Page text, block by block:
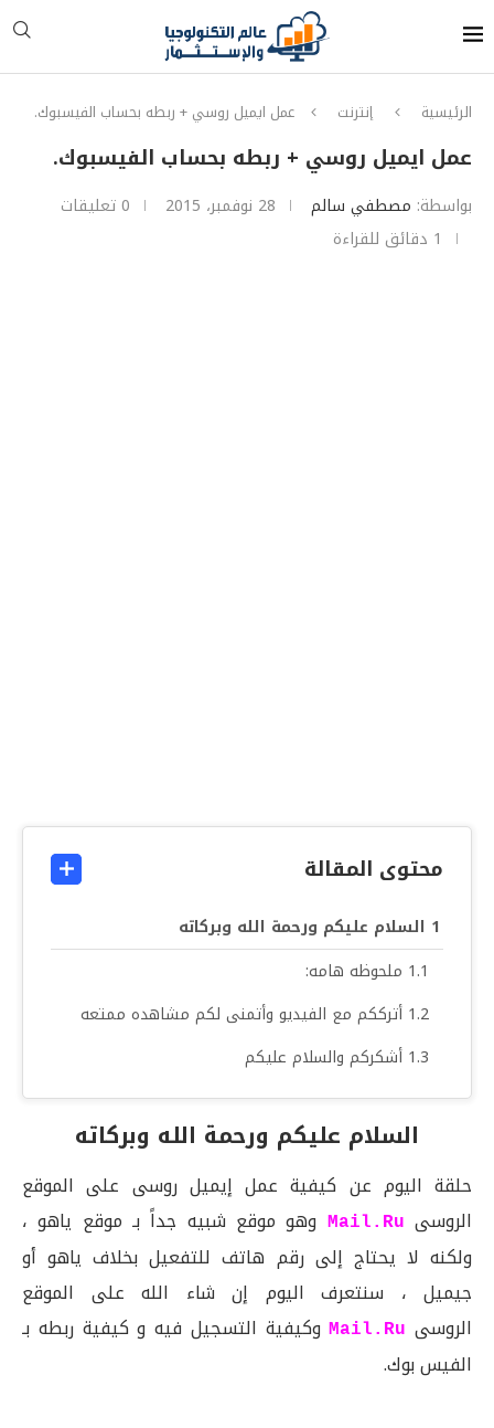
الرئيسية إنترنت عمل ايميل روسي + ربطه بحساب الفيسبوك.
عمل ايميل روسي + ربطه بحساب الفيسبوك.
بواسطة: مصطفي سالم 28 نوفمبر، 2015
0 تعليقات
1 دقائق للقراءة
محتوى المقالة
السلام عليكم ورحمة الله وبركاته
ملحوظه هامه:
أترككم مع الفيديو وأتمنى لكم مشاهده ممتعه
أشكركم والسلام عليكم
السلام عليكم ورحمة الله وبركاته
حلقة اليوم عن كيفية عمل إيميل روسى على الموقع
الروسى Mail.Ru
وهو موقع شبيه جداً بـ موقع ياهو ،
ولكنه لا يحتاج إلى رقم هاتف للتفعيل بخلاف ياهو أو
جيميل ، سنتعرف اليوم إن شاء الله على الموقع
الروسى Mail.Ruوكيفية التسجيل فيه و كيفية ربطه بـ
الفيس بوك.